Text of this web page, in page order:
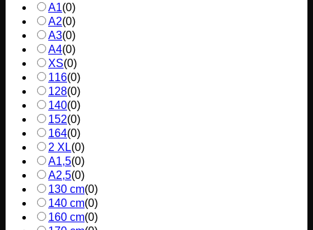
A1(0)
A2(0)
A3(0)
A4(0)
XS(0)
116(0)
128(0)
140(0)
152(0)
164(0)
2 XL(0)
A1,5(0)
A2,5(0)
130 cm(0)
140 cm(0)
160 cm(0)